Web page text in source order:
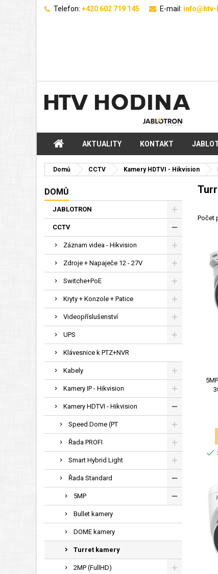
Telefon: +420 602 719 145 E-mail:
AKTUALITY KONTAKT
Domů CCTV Kamery HDTVI - Hikvision
DOMŮ
JABLOTRON
CCTV
Záznam videa - Hikvision
Zdroje + Napaječe 12 - 27V
Switche+PoE
Kryty + Konzole + Patice
Videopříslušenství
UPS
Klávesnice k PTZ+NVR
Kabely
Kamery IP - Hikvision
Kamery HDTVI - Hikvision
Speed Dome (PT
Řada PROFI
Smart Hybrid Light
Řada Standard
5MP
Bullet kamery
DOME kamery
Turret kamery
2MP (FullHD)
Počet
